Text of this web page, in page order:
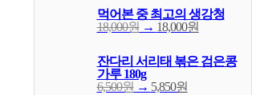
먹어본 중 최고의 생강청
18,000원→ 18,000원
잔다리 서리태 볶은 검은콩
가루 180g
6,500원→ 5,850원